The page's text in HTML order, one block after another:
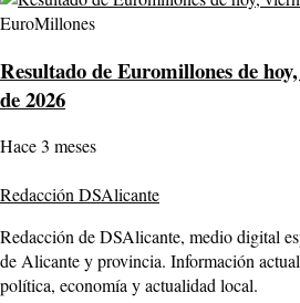
EuroMillones
Resultado de Euromillones de
de 2026
Hace 3 meses
Redacción DSAlicante
Redacción de DSAlicante, medio digital
de Alicante y provincia. Información
política, economía y actualidad local.